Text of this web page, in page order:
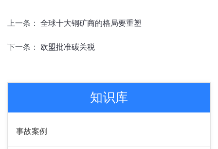
上一条： 全球十大铜矿商的格局要重塑
下一条： 欧盟批准碳关税
知识库
事故案例